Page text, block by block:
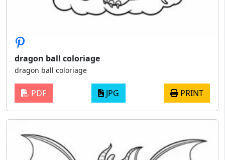
dragon ball coloriage
dragon ball coloriage
PDF JPG PRINT